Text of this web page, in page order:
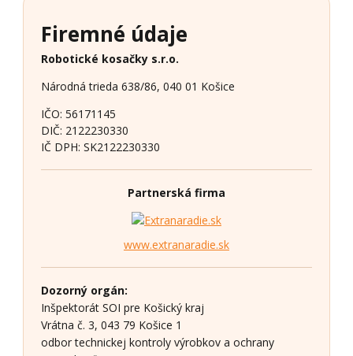
Firemné údaje
Robotické kosačky s.r.o.
Národná trieda 638/86, 040 01 Košice
IČO: 56171145
DIČ: 2122230330
IČ DPH: SK2122230330
Partnerská firma
www.extranaradie.sk
Dozorný orgán:
Inšpektorát SOI pre Košický kraj
Vrátna č. 3, 043 79 Košice 1
odbor technickej kontroly výrobkov a ochrany